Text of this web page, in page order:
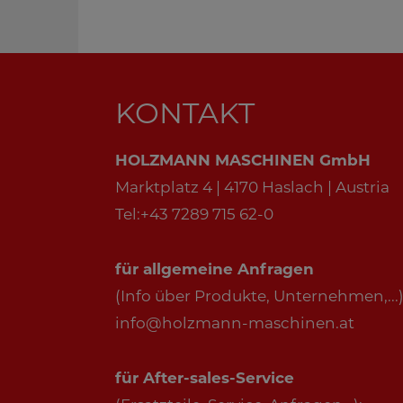
KONTAKT
HOLZMANN MASCHINEN GmbH
Marktplatz 4 | 4170 Haslach | Austria
Tel:+43 7289 715 62-0
für allgemeine Anfragen
(Info über Produkte,
info@holzmann-maschinen.at
für After-sales-Service